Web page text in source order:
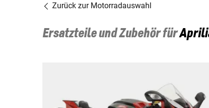
Zurück zur Motorradauswahl
Ersatzteile und Zubehör für